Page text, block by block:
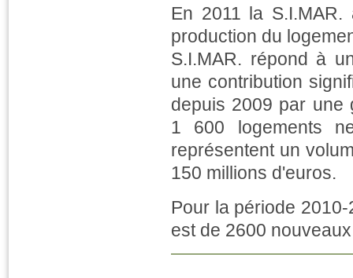
En 2011 la
production du
S.I.MAR. répond à
une contribution
depuis 2009 par une
1 600 logements
représentent un
150 millions d'euros.
Pour la période
est de 2600